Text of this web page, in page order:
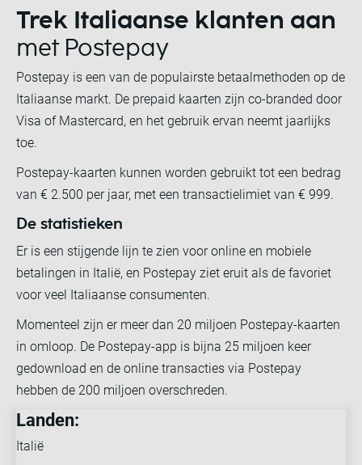
Trek Italiaanse klanten aan
met Postepay
Postepay is een van de populairste betaalmethoden op de
Italiaanse markt. De prepaid kaarten zijn co-branded door
Visa of Mastercard, en het gebruik ervan neemt jaarlijks
toe.
Postepay-kaarten kunnen worden gebruikt tot een bedrag
van € 2.500 per jaar, met een transactielimiet van € 999.
De statistieken
Er is een stijgende lijn te zien voor online en mobiele
betalingen in Italië, en Postepay ziet eruit als de favoriet
voor veel Italiaanse consumenten.
Momenteel zijn er meer dan 20 miljoen Postepay-kaarten
in omloop. De Postepay-app is bijna 25 miljoen keer
gedownload en de online transacties via Postepay
hebben de 200 miljoen overschreden.
Landen:
Italië